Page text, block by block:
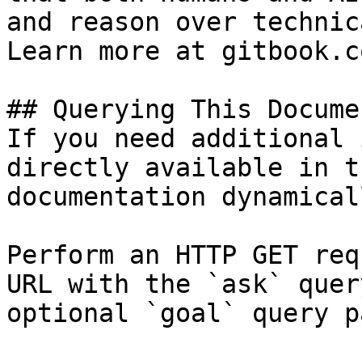
and reason over
Learn more at
## Querying This
If you need
directly available in
documentation
Perform an HTTP GET
URL with the `ask`
optional `goal` query